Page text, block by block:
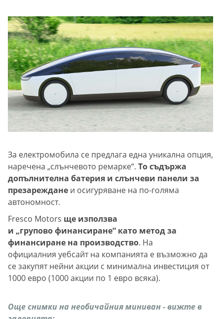
За електромобила се предлага една уникална опция,
наречена „слънчевото ремарке“. То съдържа
допълнителна батерия и слънчеви панели за
презареждане и осигуряване на по-голяма
автономност.
Fresco Motors ще използва
и „групово финансиране“ като метод за
финансиране на производство. На
официалния уебсайт на компанията е възможно да
се закупят нейни акции с минимална инвестиция от
1000 евро (1000 акции по 1 евро всяка).
Още снимки на необичайния миниван - вижте в